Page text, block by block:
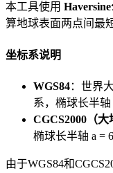
本工具使用
算地球表面两点间最
坐标系说明
WGS84：世界
系，椭球长半轴
CGCS2000（大
椭球长半轴 a =
由于WGS84和